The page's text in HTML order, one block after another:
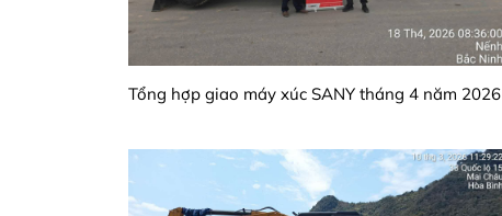
Tổng hợp giao máy xúc SANY tháng 4 năm 2026